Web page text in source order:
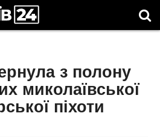
з полону
миколаївської
піхоти